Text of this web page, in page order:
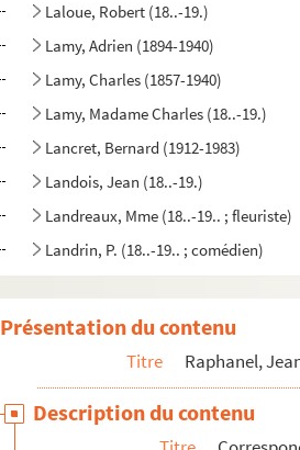
Laloue, Robert (18..-19.)
Lamy, Adrien (1894-1940)
Lamy, Charles (1857-1940)
Lamy, Madame Charles (18..-19.)
Lancret, Bernard (1912-1983)
Landois, Jean (18..-19.)
Landreaux, Mme (18..-19.. ; fleuriste)
Landrin, P. (18..-19.. ; comédien)
Largy, Paul (18..?-19.. ; journaliste)
Laroche, Albert (1862-192)
Larroumet, Gustave (1852-1902)
Laurel, Pierre (18..-19.. ; comédien)
Présentation du contenu
Titre Raphanel,
Description du contenu